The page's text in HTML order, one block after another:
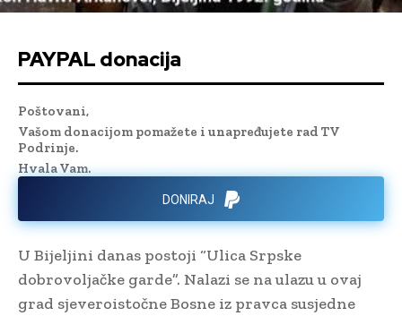
PAYPAL donacija
Poštovani,
Vašom donacijom pomažete i unapređujete rad TV
Podrinje.
Hvala Vam.
DONIRAJ
U Bijeljini danas postoji “Ulica Srpske
dobrovoljačke garde”. Nalazi se na ulazu u ovaj
grad sjeveroistočne Bosne iz pravca susjedne